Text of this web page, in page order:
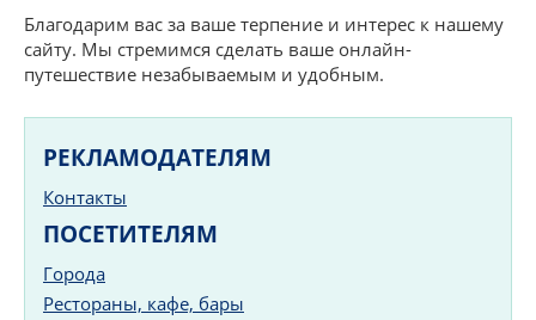
Благодарим вас за ваше терпение и интерес к нашему
сайту. Мы стремимся сделать ваше онлайн-
путешествие незабываемым и удобным.
РЕКЛАМОДАТЕЛЯМ
Контакты
ПОСЕТИТЕЛЯМ
Города
Рестораны, кафе, бары